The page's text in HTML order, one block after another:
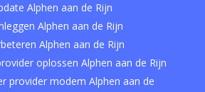
Alphen aan de Rijn
Alphen aan de Rijn
Alphen aan de Rijn
oplossen Alphen aan de Rijn
provider modem Alphen aan de